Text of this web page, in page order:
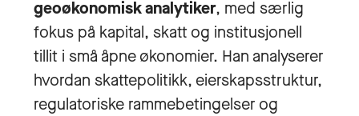
geoøkonomisk analytiker, med særlig
fokus på kapital, skatt og institusjonell
tillit i små åpne økonomier. Han analyserer
hvordan skattepolitikk, eierskapsstruktur,
regulatoriske rammebetingelser og